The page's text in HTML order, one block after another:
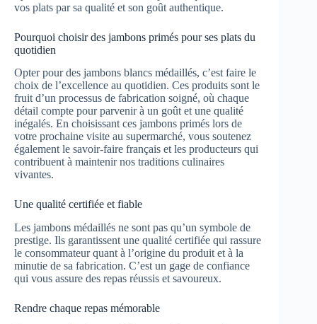
vos plats par sa qualité et son goût authentique.
Pourquoi choisir des jambons primés pour ses plats du
quotidien
Opter pour des jambons blancs médaillés, c’est faire le
choix de l’excellence au quotidien. Ces produits sont le
fruit d’un processus de fabrication soigné, où chaque
détail compte pour parvenir à un goût et une qualité
inégalés. En choisissant ces jambons primés lors de
votre prochaine visite au supermarché, vous soutenez
également le savoir-faire français et les producteurs qui
contribuent à maintenir nos traditions culinaires
vivantes.
Une qualité certifiée et fiable
Les jambons médaillés ne sont pas qu’un symbole de
prestige. Ils garantissent une qualité certifiée qui rassure
le consommateur quant à l’origine du produit et à la
minutie de sa fabrication. C’est un gage de confiance
qui vous assure des repas réussis et savoureux.
Rendre chaque repas mémorable